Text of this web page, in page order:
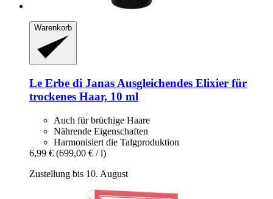
Warenkorb
Le Erbe di Janas Ausgleichendes Elixier für
trockenes Haar, 10 ml
Auch für brüchige Haare
Nährende Eigenschaften
Harmonisiert die Talgproduktion
6,99 € (699,00 € / l)
Zustellung bis 10. August